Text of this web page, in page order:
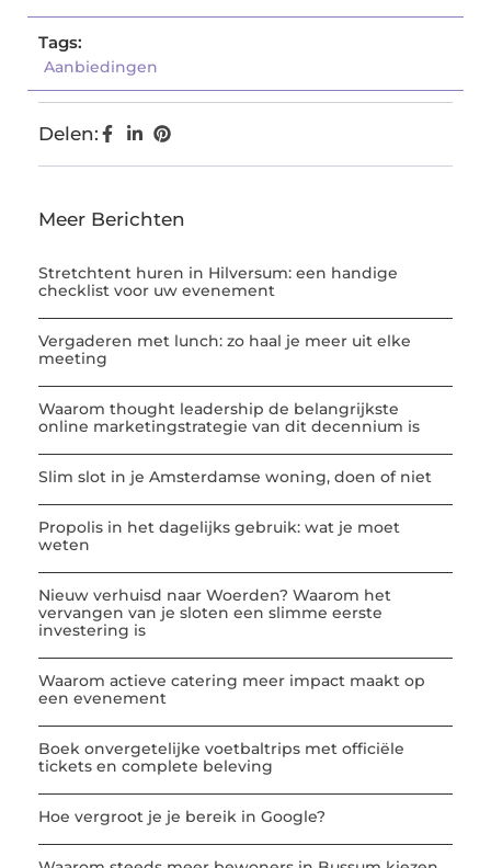
Tags:
Aanbiedingen
Delen:
Meer Berichten
Stretchtent huren in Hilversum: een handige
checklist voor uw evenement
Vergaderen met lunch: zo haal je meer uit elke
meeting
Waarom thought leadership de belangrijkste
online marketingstrategie van dit decennium is
Slim slot in je Amsterdamse woning, doen of niet
Propolis in het dagelijks gebruik: wat je moet
weten
Nieuw verhuisd naar Woerden? Waarom het
vervangen van je sloten een slimme eerste
investering is
Waarom actieve catering meer impact maakt op
een evenement
Boek onvergetelijke voetbaltrips met officiële
tickets en complete beleving
Hoe vergroot je je bereik in Google?